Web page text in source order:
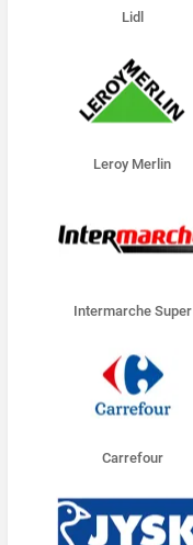
Lidl
Leroy Merlin
Intermarche Super
Carrefour